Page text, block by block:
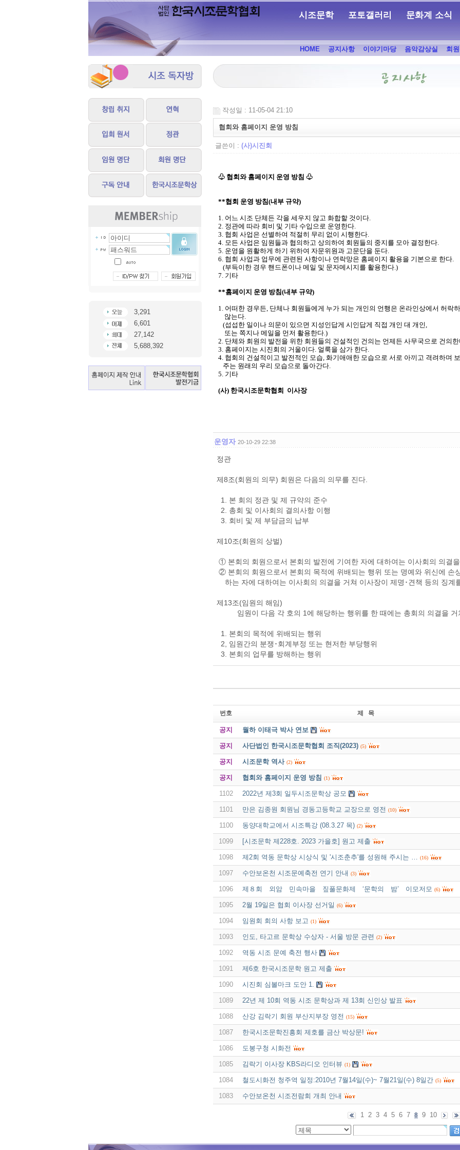
시조문학 포토갤러리 문화계 소식
HOME 공지사항 이야기마당 음악감상실 회
3,291
6,601
27,142
5,688,392
작성일 : 11-05-04 21:10
협회와 홈페이지 운영 방침
글쓴이 : (사)시진회
♧ 협회와 홈페이지 운영 방침 ♧
**협회 운영 방침(내부 규약)
1. 어느 시조 단체든 각을 세우지 않고 화합할 것이다.
2. 정관에 따라 회비 및 기타 수입으로 운영한다.
3. 협회 사업은 선별하여 적절히 무리 없이 시행한다.
4. 모든 사업은 임원들과 협의하고 상의하여 회원들의 중지를 모아 결정한다.
5. 운영을 원활하게 하기 위하여 자문위원과 고문단을 둔다.
6. 협회 사업과 업무에 관련된 사항이나 연락망은 홈페이지 활용을 기본으로 한다.
(부득이한 경우 핸드폰이나 메일 및 문자메시지를 활용한다.)
7. 기타
**홈페이지 운영 방침(내부 규약)
1. 어떠한 경우든, 단체나 회원들에게 누가 되는 개인의 언행은 온라인상에서 허락
않는다.
(섭섭한 일이나 의문이 있으면 지성인답게 시인답게 직접 개인 대 개인,
또는 쪽지나 메일을 먼저 활용한다.)
2. 단체와 회원의 발전을 위한 회원들의 건설적인 건의는 언제든 사무국으로 건의
3. 홈페이지는 시진회의 거울이다. 얼룩을 삼가 한다.
4. 협회의 건설적이고 발전적인 모습, 화기애애한 모습으로 서로 아끼고 격려하며
주는 원래의 우리 모습으로 돌아간다.
5. 기타
(사) 한국시조문학협회 이사장
운영자 20-10-29 22:38
정관
제8조(회원의 의무) 회원은 다음의 의무를 진다.
1. 본 회의 정관 및 제 규약의 준수
2. 총회 및 이사회의 결의사항 이행
3. 회비 및 제 부담금의 납부
제10조(회원의 상벌)
① 본회의 회원으로서 본회의 발전에 기여한 자에 대하여는 이사회의 의결
② 본회의 회원으로서 본회의 목적에 위배되는 행위 또는 명예와 위신에 손
하는 자에 대하여는 이사회의 의결을 거쳐 이사장이 제명･견책 등의 징계
제13조(임원의 해임)
임원이 다음 각 호의 1에 해당하는 행위를 한 때에는 총회의 의결을 거
1. 본회의 목적에 위배되는 행위
2, 임원간의 분쟁･회계부정 또는 현저한 부당행위
3. 본회의 업무를 방해하는 행위
번호 제 목
공지 월하 이태극 박사 연보
공지 사단법인 한국시조문학협회 조직(2023) (5)
공지 시조문학 역사 (2)
공지 협회와 홈페이지 운영 방침 (1)
1102 2022년 제3회 일두시조문학상 공모
1101 만은 김종원 회원님 경동고등학교 교장으로 영전 (10)
1100 동양대학교에서 시조특강 (08.3.27 목) (2)
1099 [시조문학 제228호. 2023 가을호] 원고 제출
1098 제2회 역동 문학상 시상식 및 '시조춘추'를 성원해 주시는 … (16)
1097 수안보온천 시조문예축전 연기 안내 (3)
1096 제８회 외암 민속마을 짚풀문화제 ‘문학의 밤’ 이모저모 (6)
1095 2월 19일은 협회 이사장 선거일 (6)
1094 임원회 회의 사항 보고 (1)
1093 인도, 타고르 문학상 수상자 - 서울 방문 관련 (2)
1092 역동 시조 문예 축전 행사
1091 제6호 한국시조문학 원고 제출
1090 시진회 심볼마크 도안 1.
1089 22년 제 10회 역동 시조 문학상과 제 13회 신인상 발표
1088 산강 김락기 회원 부산지부장 영전 (15)
1087 한국시조문학진흥회 제호를 금산 박상문!
1086 도봉구청 시화전
1085 김락기 이사장 KBS라디오 인터뷰 (1)
1084 철도시화전 청주역 일정:2010년 7월14일(수)~ 7월21일(수) 8일간 (5)
1083 수안보온천 시조전람회 개최 안내
1 2 3 4 5 6 7 8 9 10